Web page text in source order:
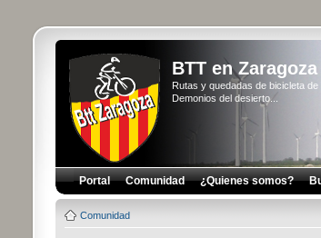
BTT en Zaragoza
Rutas y quedadas de bicicleta
Demonios del desierto...
Portal Comunidad ¿Quienes somos?
Comunidad